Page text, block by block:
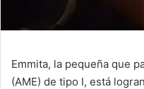
Emmita, la pequeña que
(AME) de tipo I, está